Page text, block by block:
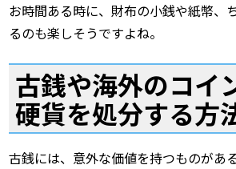
お時間ある時に、財布の小銭や紙幣、
るのも楽しそうですよね。
古銭や海外のコイ
硬貨を処分する方
古銭には、意外な価値を持つものがあ